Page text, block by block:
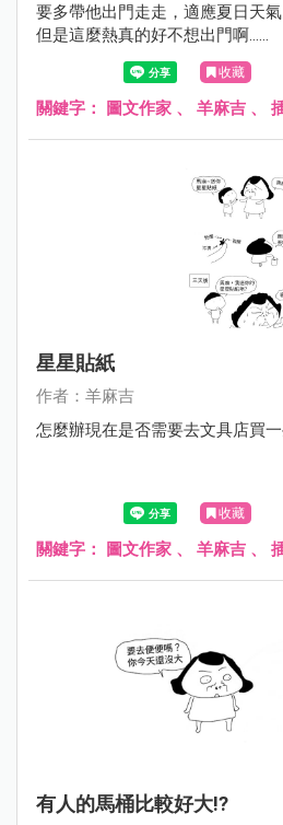
要多帶他出門走走，適應夏日天
但是這麼熱真的好不想出門啊……
收藏
關鍵字： 圖文作家 、 羊麻吉 、
星星貼紙
作者：羊麻吉
怎麼辦現在是否需要去文具店買
收藏
關鍵字： 圖文作家 、 羊麻吉 、
有人的馬桶比較好大!?